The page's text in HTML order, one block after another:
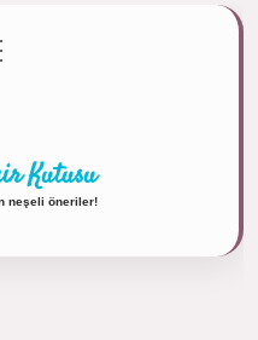
Kutusu
neşeli öneriler!